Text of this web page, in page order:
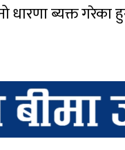
धारणा ब्यक्त गरेका